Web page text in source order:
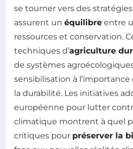
se tourner vers des
assurent un équilibre entre
ressources et conservation.
techniques d’agriculture
de systèmes
sensibilisation à
la durabilité. Les initiatives
européenne pour lutter
climatique montrent à quel
critiques pour préserver la